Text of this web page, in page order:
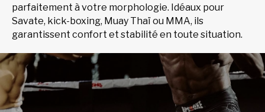
parfaitement à votre morphologie. Idéaux pour
Savate, kick-boxing, Muay Thaï ou MMA, ils
garantissent confort et stabilité en toute situation.